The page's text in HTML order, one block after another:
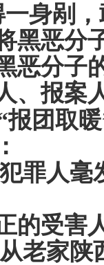
身剐
黑恶分
恶分子
、报案
报团取
罪人毫
的受害
老家陕